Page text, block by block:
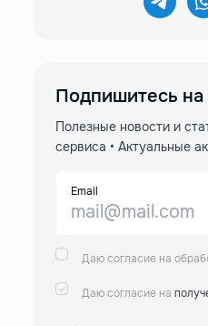
Подпишитесь на
Полезные новости и
сервиса • Актуальные
Email
Даю согласие на
Даю согласие на